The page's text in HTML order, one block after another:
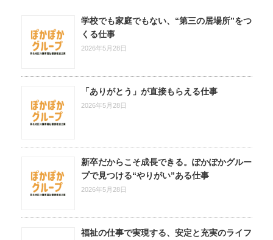
学校でも家庭でもない、“第三の居場所”をつ
くる仕事
2026年5月28日
「ありがとう」が直接もらえる仕事
2026年5月28日
新卒だからこそ成長できる。ぽかぽかグルー
プで見つける“やりがい”ある仕事
2026年5月28日
福祉の仕事で実現する、安定と充実のライフ